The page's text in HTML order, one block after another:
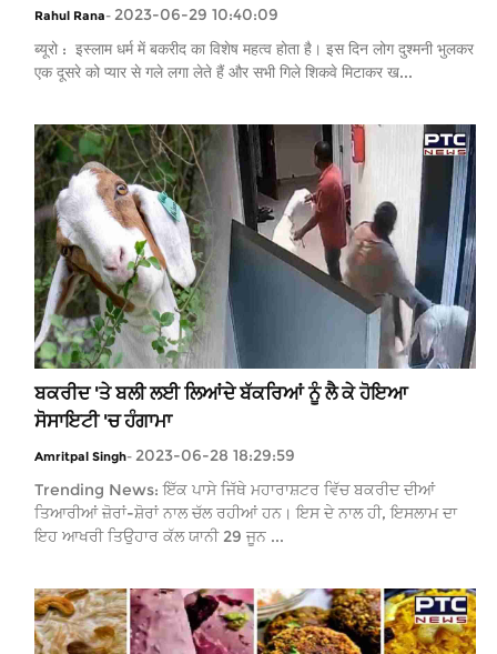
Rahul Rana- 2023-06-29 10:40:09
ब्यूरो : इस्लाम धर्म में बकरीद का विशेष महत्व होता है। इस दिन लोग दुश्मनी भुलकर
एक दूसरे को प्यार से गले लगा लेते हैं और सभी गिले शिकवे मिटाकर ख...
ਬਕਰੀਦ 'ਤੇ ਬਲੀ ਲਈ ਲਿਆਂਦੇ ਬੱਕਰਿਆਂ ਨੂੰ ਲੈ ਕੇ ਹੋਇਆ
ਸੋਸਾਇਟੀ 'ਚ ਹੰਗਾਮਾ
Amritpal Singh- 2023-06-28 18:29:59
Trending News: ਇੱਕ ਪਾਸੇ ਜਿੱਥੇ ਮਹਾਰਾਸ਼ਟਰ ਵਿੱਚ ਬਕਰੀਦ ਦੀਆਂ
ਤਿਆਰੀਆਂ ਜ਼ੋਰਾਂ-ਸ਼ੋਰਾਂ ਨਾਲ ਚੱਲ ਰਹੀਆਂ ਹਨ। ਇਸ ਦੇ ਨਾਲ ਹੀ, ਇਸਲਾਮ ਦਾ
ਇਹ ਆਖਰੀ ਤਿਉਹਾਰ ਕੱਲ ਯਾਨੀ 29 ਜੂਨ ...